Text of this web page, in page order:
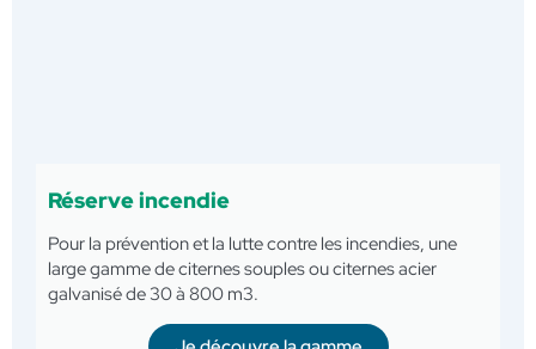
Réserve incendie
Pour la prévention et la lutte contre les incendies, une
large gamme de citernes souples ou citernes acier
galvanisé de 30 à 800 m3.